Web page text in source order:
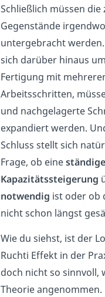
Schließlich müssen die
Gegenstände irgendwo
untergebracht
sich darüber hinaus
Fertigung mit
Arbeitsschritten,
und nachgelagerte
expandiert werden.
Schluss stellt sich
Frage, ob eineständige
Kapazitätssteigerung
notwendig ist oder ob
nicht schon längst
Wie du siehst, ist der
Ruchti Effekt in der
doch nicht so sinnvoll,
Theorie angenommen.